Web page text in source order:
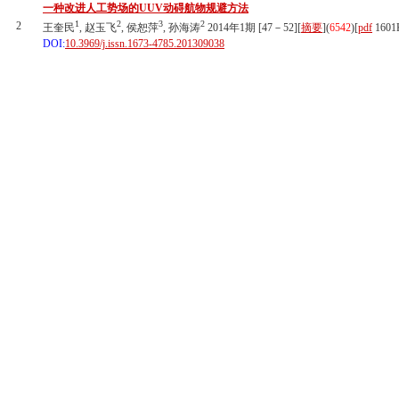
2
一种改进人工势场的UUV动碍航物规避方法
王奎民1, 赵玉飞2, 侯恕萍3, 孙海涛2 2014年1期 [47－52][摘要](6542)[pdf
DOI:10.3969/j.issn.1673-4785.201309038